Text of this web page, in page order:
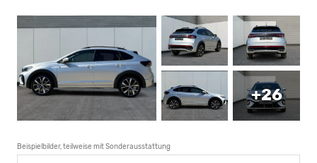
+26
Beispielbilder, teilweise mit Sonderausstattung